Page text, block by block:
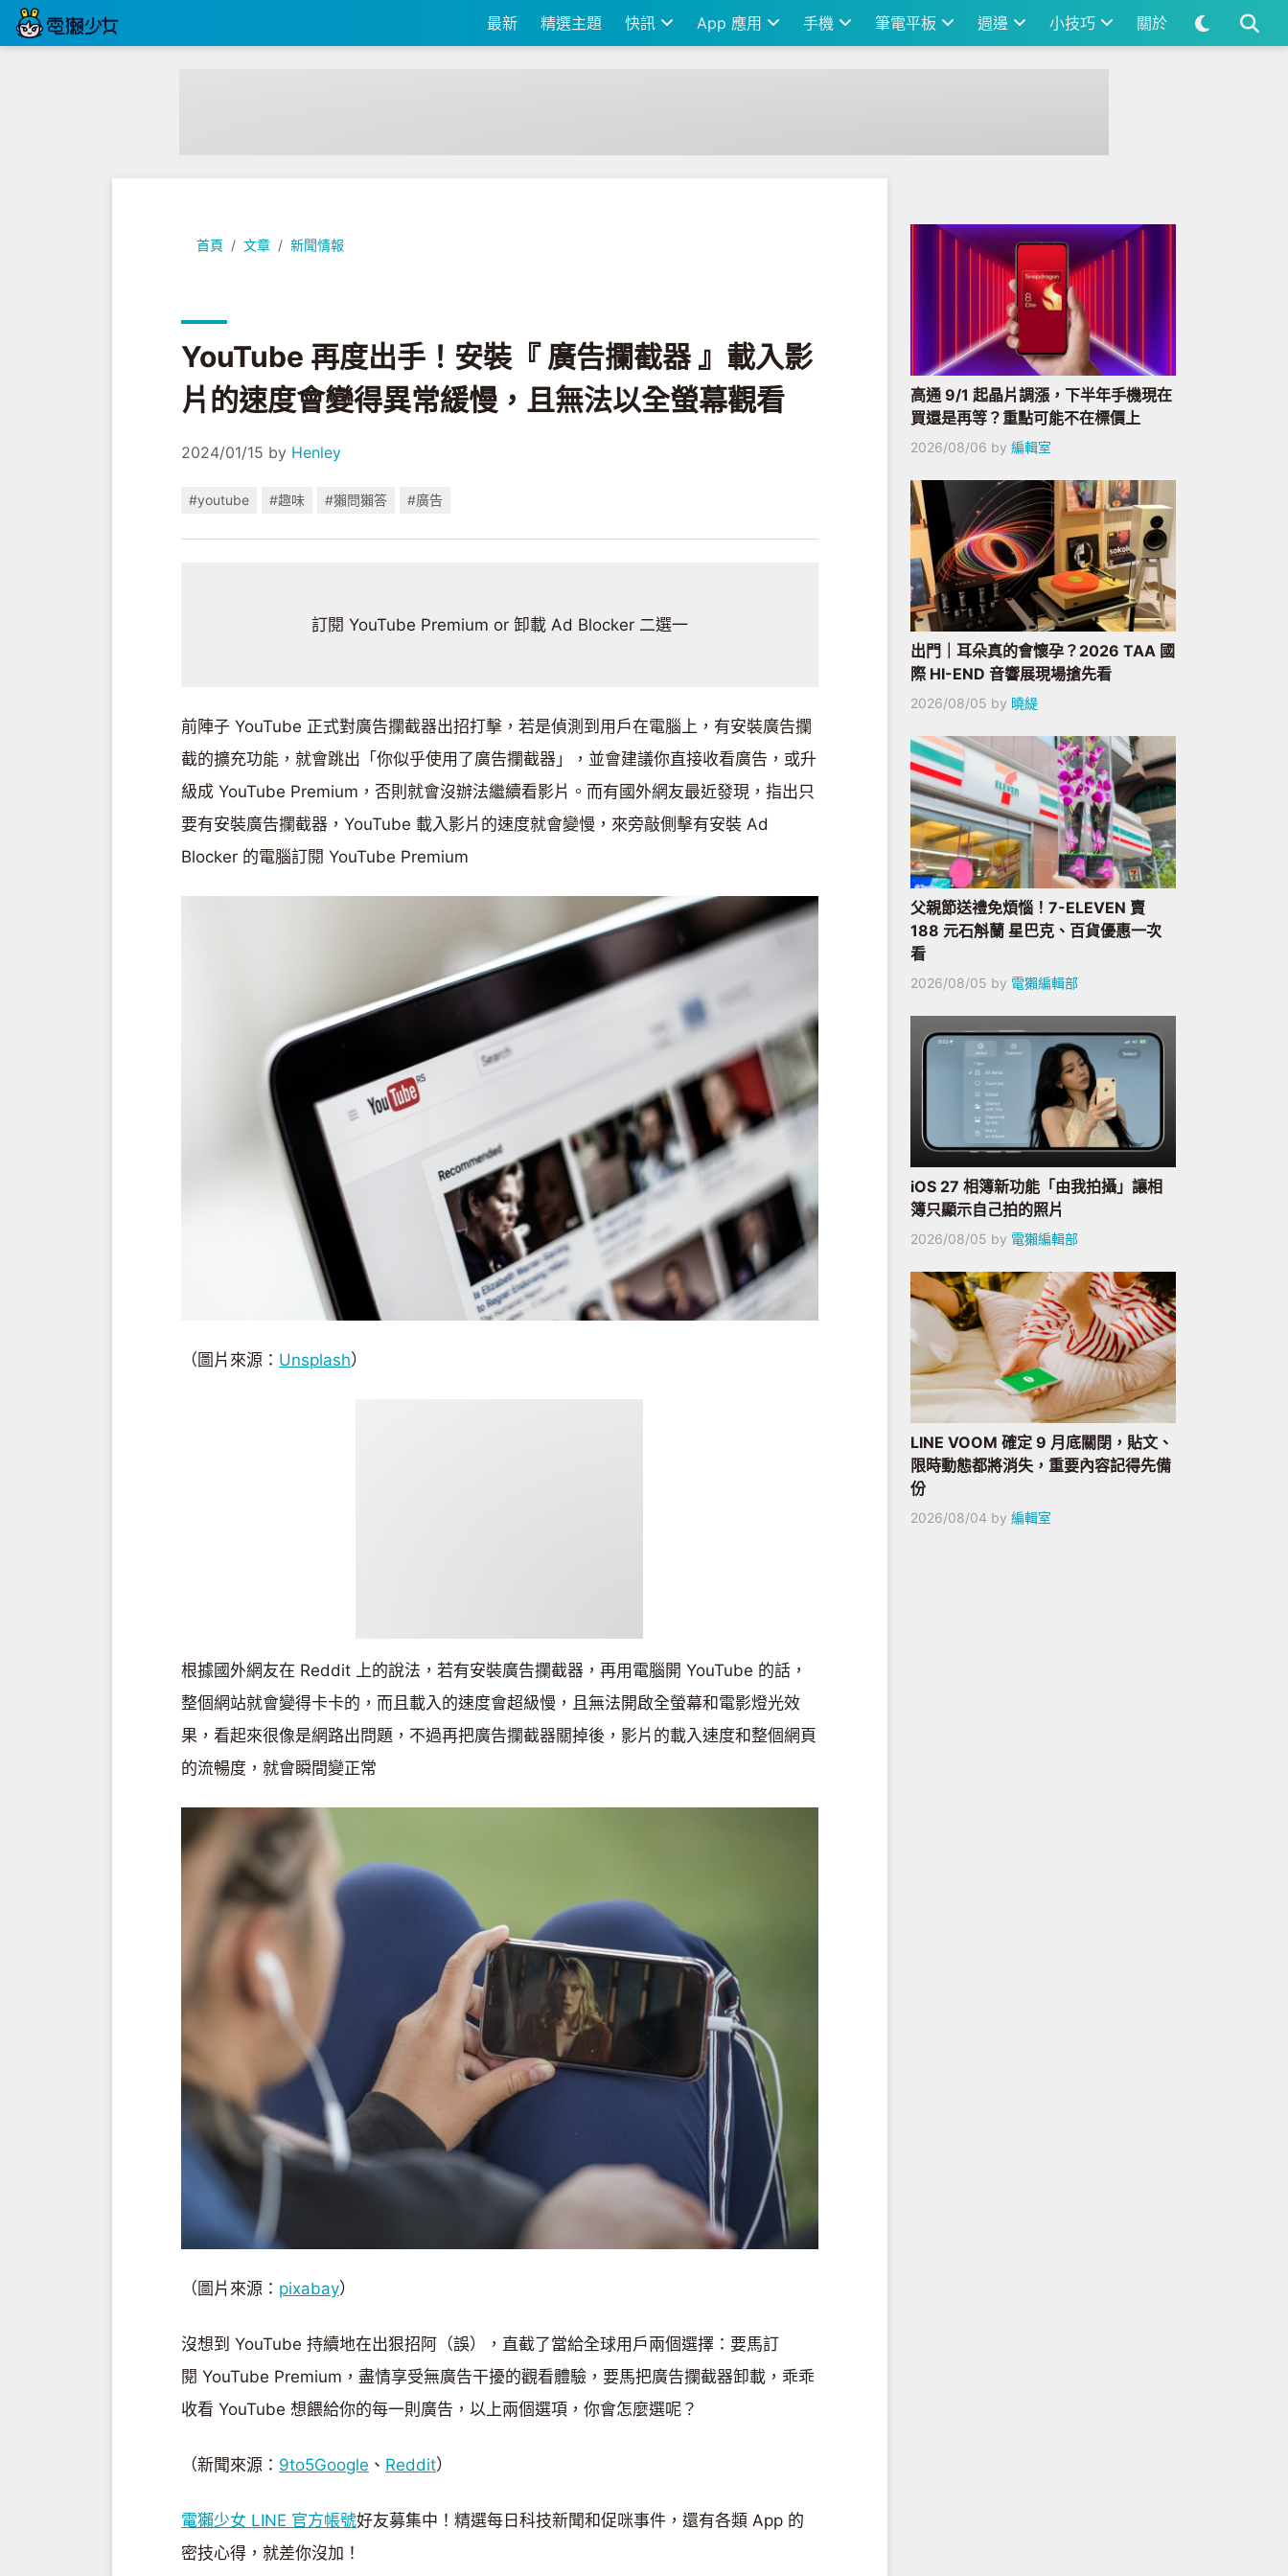
最新 精選主題 快訊 App 應用 手機 筆電平板 週邊 小技巧 關於
首頁 文章 新聞情報
YouTube 再度出手！安裝『 廣告攔截器 』載入影片的速度會變得異常緩慢，且無法以全螢幕觀看
YouTube 再度出手！安裝『 廣告攔截器 』載入影
片的速度會變得異常緩慢，且無法以全螢幕觀看
2024/01/15 by Henley
#youtube #趣味 #獺問獺答 #廣告
訂閱 YouTube Premium or 卸載 Ad Blocker 二選一
前陣子 YouTube 正式對廣告攔截器出招打擊，若是偵測到用戶在電腦上，有安裝廣告攔
截的擴充功能，就會跳出「你似乎使用了廣告攔截器」，並會建議你直接收看廣告，或升
級成 YouTube Premium，否則就會沒辦法繼續看影片。而有國外網友最近發現，指出只
要有安裝廣告攔截器，YouTube 載入影片的速度就會變慢，來旁敲側擊有安裝 Ad
Blocker 的電腦訂閱 YouTube Premium
（圖片來源： Unsplash）
根據國外網友在 Reddit 上的說法，若有安裝廣告攔截器，再用電腦開 YouTube 的話，
整個網站就會變得卡卡的，而且載入的速度會超級慢，且無法開啟全螢幕和電影燈光效
果，看起來很像是網路出問題，不過再把廣告攔截器關掉後，影片的載入速度和整個網頁
的流暢度，就會瞬間變正常
（圖片來源： pixabay）
沒想到 YouTube 持續地在出狠招阿（誤），直截了當給全球用戶兩個選擇：要馬訂
閱 YouTube Premium，盡情享受無廣告干擾的觀看體驗，要馬把廣告攔截器卸載，乖乖
收看 YouTube 想餵給你的每一則廣告，以上兩個選項，你會怎麼選呢？
（新聞來源： 9to5Google 、 Reddit）
電獺少女 LINE 官方帳號好友募集中！精選每日科技新聞和促咪事件，還有各類 App 的
密技心得，就差你沒加！
高通 9/1 起晶片調漲，下半年手機現在
買還是再等？重點可能不在標價上
2026/08/06 by 編輯室
出門｜耳朵真的會懷孕？2026 TAA 國
際 HI-END 音響展現場搶先看
2026/08/05 by 曉緹
父親節送禮免煩惱！7-ELEVEN 賣
188 元石斛蘭 星巴克、百貨優惠一次
看
2026/08/05 by 電獺編輯部
iOS 27 相簿新功能「由我拍攝」讓相
簿只顯示自己拍的照片
2026/08/05 by 電獺編輯部
LINE VOOM 確定 9 月底關閉，貼文、
限時動態都將消失，重要內容記得先備
份
2026/08/04 by 編輯室